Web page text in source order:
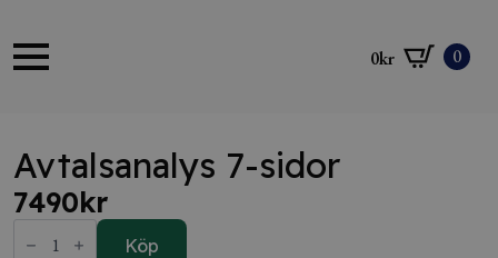
0kr 0
Avtalsanalys 7-sidor
7490kr
Avtalsanalys
7-
Köp